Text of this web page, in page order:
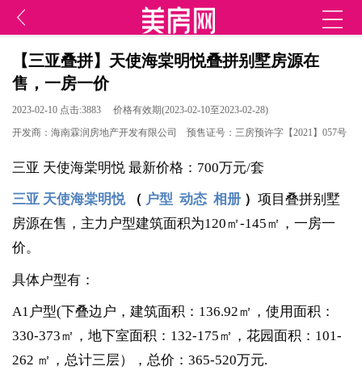
【三亚叠拼】天使海棠明悦叠拼别墅房源在
售，一房一价
2023-02-10 点击:3883 价格有效期(2023-02-10至2023-02-28)
开发商：海南霖润房地产开发有限公司 预售证号：三房预许字【2021】057号
三亚 天使海棠明悦 最新价格：700万元/套
三亚 天使海棠明悦 （ 户型 动态 相册 ） 项目 叠拼别墅
房源在售，主力户型建筑面积为120㎡-145㎡，一房一
价。
具体户型有：
A1户型(下叠边户，建筑面积：136.92㎡，使用面积：
330-373㎡，地下室面积：132-175㎡，花园面积：101-
262 ㎡，总计三层），总价：365-520万元.